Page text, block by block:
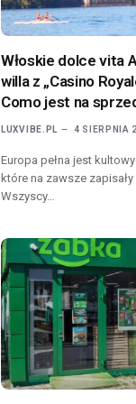
Włoskie dolce vita
willa z „Casino
Como jest na
LUXVIBE.PL 4 SIERPNIA
Europa pełna jest
które na zawsze
Wszyscy…